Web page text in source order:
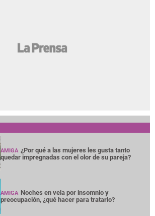
AMIGA ¿Por qué a las mujeres les gusta tanto
quedar impregnadas con el olor de su pareja?
AMIGA Noches en vela por insomnio y
preocupación, ¿qué hacer para tratarlo?